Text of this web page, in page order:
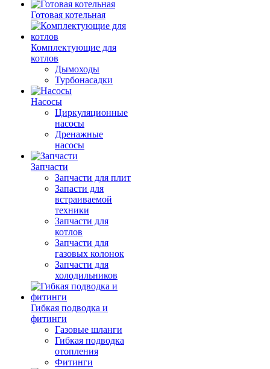
Готовая котельная
Комплектующие для
котлов
Дымоходы
Турбонасадки
Насосы
Циркуляционные
насосы
Дренажные
насосы
Запчасти
Запчасти для плит
Запасти для
встраиваемой
техники
Запчасти для
котлов
Запчасти для
газовых колонок
Запчасти для
холодильников
Гибкая подводка и
фитинги
Газовые шланги
Гибкая подводка
отопления
Фитинги